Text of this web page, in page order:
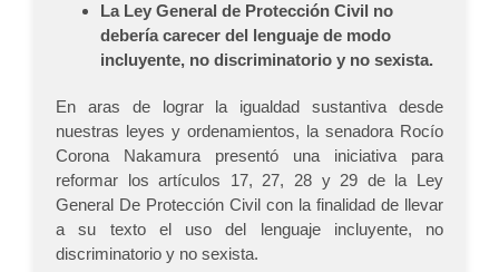
La Ley General de Protección Civil no
debería carecer del lenguaje de modo
incluyente, no discriminatorio y no sexista.
En aras de lograr la igualdad sustantiva desde
nuestras leyes y ordenamientos, la senadora Rocío
Corona Nakamura presentó una iniciativa para
reformar los artículos 17, 27, 28 y 29 de la Ley
General De Protección Civil con la finalidad de llevar
a su texto el uso del lenguaje incluyente, no
discriminatorio y no sexista.